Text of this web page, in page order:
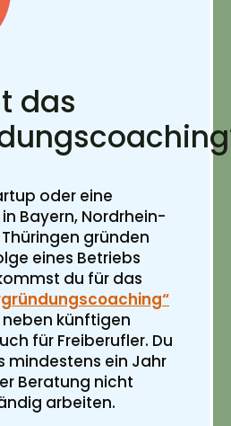
das
oder eine
Bayern, Nordrhein-
gründen
eines Betriebs
du für das
künftigen
für Freiberufler. Du
mindestens ein Jahr
Beratung nicht
arbeiten.